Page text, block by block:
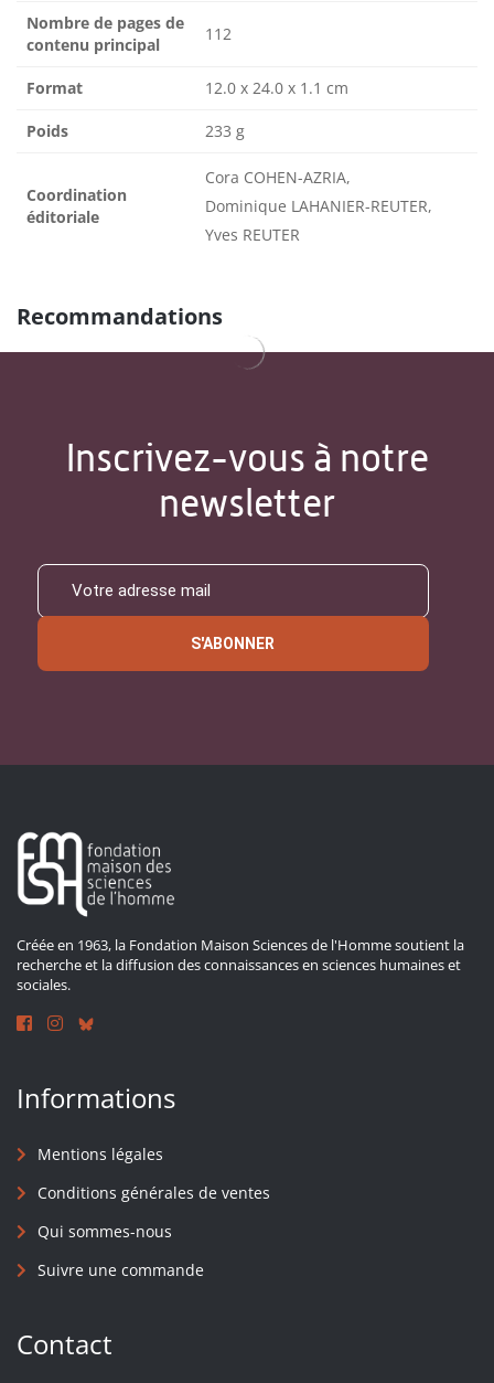
Nombre de pages de
contenu principal
112
Format 12.0 x 24.0 x 1.1 cm
Poids 233 g
Coordination
éditoriale
Cora COHEN-AZRIA,
Dominique LAHANIER-REUTER,
Yves REUTER
Recommandations
Inscrivez-vous à notre
newsletter
S'ABONNER
Créée en 1963, la Fondation Maison Sciences de l'Homme soutient la
recherche et la diffusion des connaissances en sciences humaines et
sociales.
Informations
Mentions légales
Conditions générales de ventes
Qui sommes-nous
Suivre une commande
Contact